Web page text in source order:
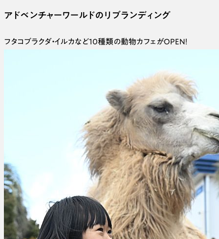
アドベンチャーワールドのリブランディング
フタコブラクダ・イルカなど10種類の動物カフェがOPEN！